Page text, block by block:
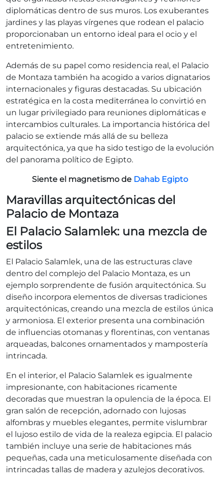
diplomáticas dentro de sus muros. Los exuberantes
jardines y las playas vírgenes que rodean el palacio
proporcionaban un entorno ideal para el ocio y el
entretenimiento.
Además de su papel como residencia real, el Palacio
de Montaza también ha acogido a varios dignatarios
internacionales y figuras destacadas. Su ubicación
estratégica en la costa mediterránea lo convirtió en
un lugar privilegiado para reuniones diplomáticas e
intercambios culturales. La importancia histórica del
palacio se extiende más allá de su belleza
arquitectónica, ya que ha sido testigo de la evolución
del panorama político de Egipto.
Siente el magnetismo de Dahab Egipto
Maravillas arquitectónicas del
Palacio de Montaza
El Palacio Salamlek: una mezcla de
estilos
El Palacio Salamlek, una de las estructuras clave
dentro del complejo del Palacio Montaza, es un
ejemplo sorprendente de fusión arquitectónica. Su
diseño incorpora elementos de diversas tradiciones
arquitectónicas, creando una mezcla de estilos única
y armoniosa. El exterior presenta una combinación
de influencias otomanas y florentinas, con ventanas
arqueadas, balcones ornamentados y mampostería
intrincada.
En el interior, el Palacio Salamlek es igualmente
impresionante, con habitaciones ricamente
decoradas que muestran la opulencia de la época. El
gran salón de recepción, adornado con lujosas
alfombras y muebles elegantes, permite vislumbrar
el lujoso estilo de vida de la realeza egipcia. El palacio
también incluye una serie de habitaciones más
pequeñas, cada una meticulosamente diseñada con
intrincadas tallas de madera y azulejos decorativos.